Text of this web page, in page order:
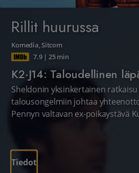
Rillit huurussa
Komedia,Sitcom
7.9| 25 min
K2·J14: Taloudellinen
Sheldonin yksinkertainen
talousongelmiin johtaa
Pennyn valtavan ex-poikaystävä
Tiedot